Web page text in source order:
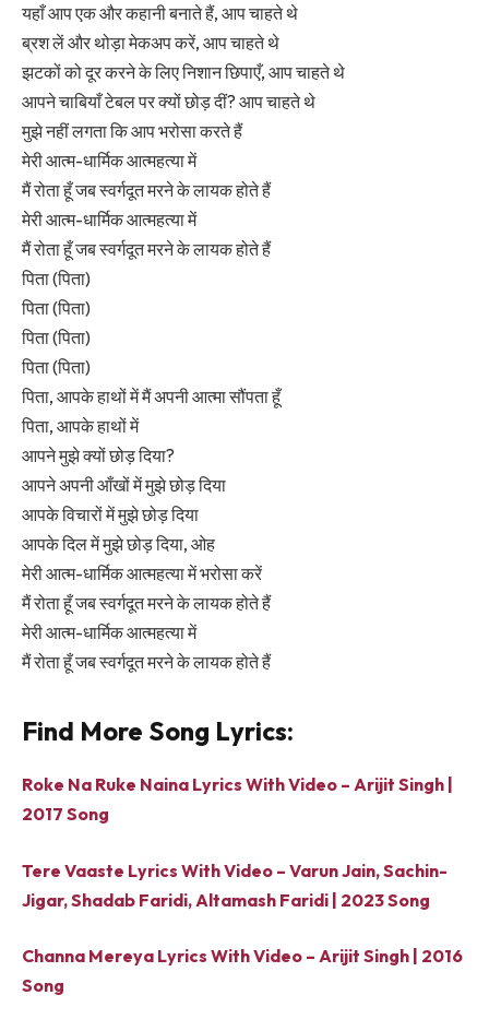
यहाँ आप एक और कहानी बनाते हैं, आप चाहते थे
ब्रश लें और थोड़ा मेकअप करें, आप चाहते थे
झटकों को दूर करने के लिए निशान छिपाएँ, आप चाहते थे
आपने चाबियाँ टेबल पर क्यों छोड़ दीं? आप चाहते थे
मुझे नहीं लगता कि आप भरोसा करते हैं
मेरी आत्म-धार्मिक आत्महत्या में
मैं रोता हूँ जब स्वर्गदूत मरने के लायक होते हैं
मेरी आत्म-धार्मिक आत्महत्या में
मैं रोता हूँ जब स्वर्गदूत मरने के लायक होते हैं
पिता (पिता)
पिता (पिता)
पिता (पिता)
पिता (पिता)
पिता, आपके हाथों में मैं अपनी आत्मा सौंपता हूँ
पिता, आपके हाथों में
आपने मुझे क्यों छोड़ दिया?
आपने अपनी आँखों में मुझे छोड़ दिया
आपके विचारों में मुझे छोड़ दिया
आपके दिल में मुझे छोड़ दिया, ओह
मेरी आत्म-धार्मिक आत्महत्या में भरोसा करें
मैं रोता हूँ जब स्वर्गदूत मरने के लायक होते हैं
मेरी आत्म-धार्मिक आत्महत्या में
मैं रोता हूँ जब स्वर्गदूत मरने के लायक होते हैं
Find More Song Lyrics:
Roke Na Ruke Naina Lyrics With Video – Arijit Singh |
2017 Song
Tere Vaaste Lyrics With Video – Varun Jain, Sachin-
Jigar, Shadab Faridi, Altamash Faridi | 2023 Song
Channa Mereya Lyrics With Video – Arijit Singh | 2016
Song